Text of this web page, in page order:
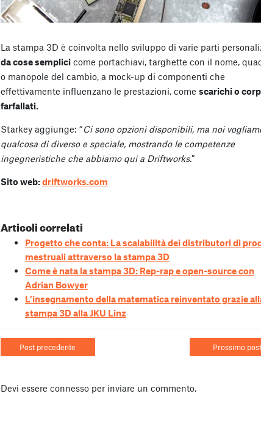
La stampa 3D è coinvolta nello sviluppo di varie parti
da cose semplici come portachiavi, targhette con il nome,
o manopole del cambio, a mock-up di componenti che
effettivamente influenzano le prestazioni, come scarichi o
farfallati.
Starkey aggiunge: “Ci sono opzioni disponibili, ma noi
qualcosa di diverso e speciale, mostrando le competenze
ingegneristiche che abbiamo qui a Driftworks.”
Sito web:driftworks.com
Articoli correlati
Progetto che conta: La scalabilità dei distributori di
mestruali attraverso la stampa 3D
Come è nata la stampa 3D: Rep-rap e open-source con
Adrian Bowyer
L’insegnamento della matematica reinventato grazie
stampa 3D alla JKU Linz
Post precedente Prossimo post
Devi essere connesso per inviare un commento.